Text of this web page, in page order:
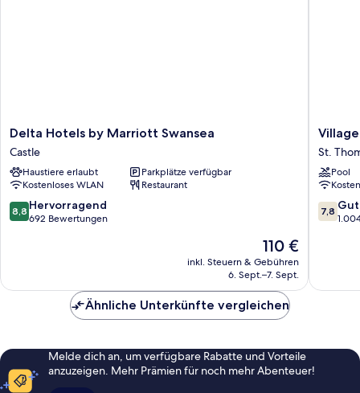
Delta
Hotels
by
Marriott
Swansea
Castle
Delta Hotels by Marriott Swansea
Castle
Haustiere erlaubt
Parkplätze verfügbar
Kostenloses WLAN
Restaurant
8.8
von
8,8 Hervorragend
692 Bewertungen
Der
Preis
beträgt
110 €
inkl. Steuern & Gebühren
6. Sept.–7. Sept.
Village
Hotel
St.
Thomas
St.
Pool
7.8
von
7,8 Gut
Ähnliche Unterkünfte vergleichen
Melde dich an, um verfügbare Rabatte und Vorteile
anzuzeigen. Mehr Prämien für noch mehr Abenteuer!